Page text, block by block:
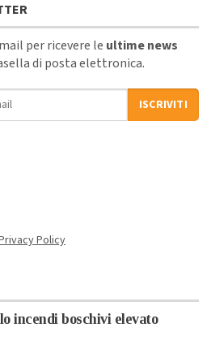
per ricevere le ultime news
di posta elettronica.
ISCRIVITI
Policy
incendi boschivi elevato